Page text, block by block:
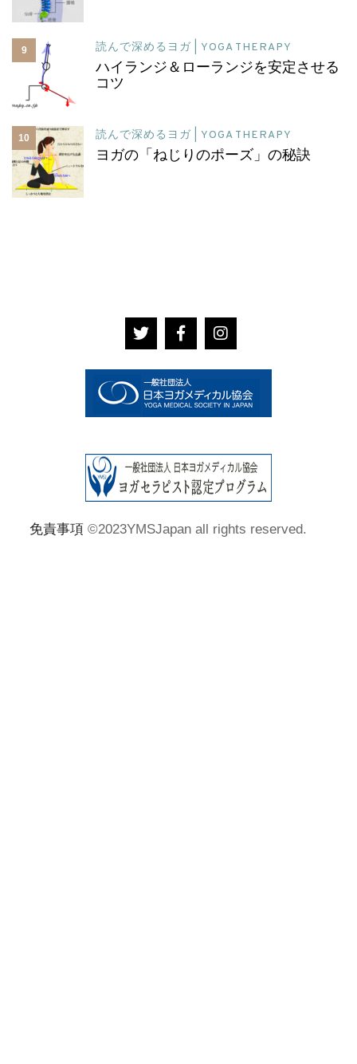
9 読んで深めるヨガ | YOGA THERAPY
ハイランジ＆ローランジを安定させる
コツ
10 読んで深めるヨガ | YOGA THERAPY
ヨガの「ねじりのポーズ」の秘訣
免責事項 ©2023YMSJapan all rights reserved.